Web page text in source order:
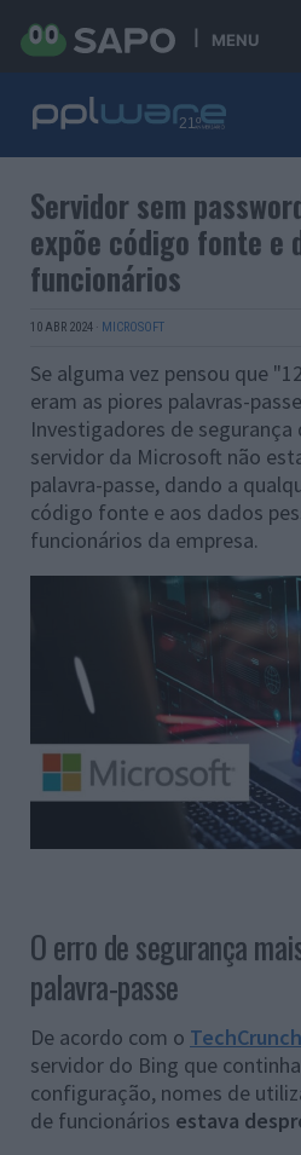
MENU
Servidor sem
expõe código fonte e
funcionários
10 ABR 2024 · MICROSOFT
Se alguma vez pensou que
eram as piores palavras-
Investigadores de
servidor da Microsoft não
palavra-passe, dando a
código fonte e aos dados
funcionários da empresa.
O erro de segurança
palavra-passe
De acordo com o TechCrunch
servidor do Bing que
configuração, nomes de
de funcionários estava